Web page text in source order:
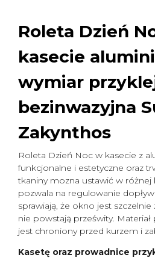
Roleta Dzień
kasecie
wymiar
bezinwazyjna
Zakynthos
Roleta Dzień Noc w kasecie z
funkcjonalne i estetyczne oraz
tkaniny mozna ustawić w różnej
pozwala na regulowanie
sprawiają, że okno jest
nie powstają prześwity.
jest chroniony przed kurzem i
Kasetę oraz prowadnice